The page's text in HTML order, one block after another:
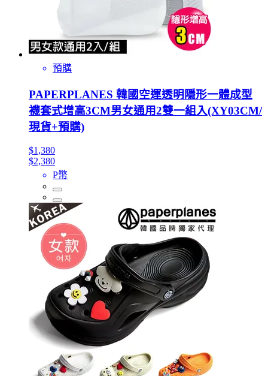
預購
PAPERPLANES 韓國空運透明隱形一體成型
襪套式增高3CM男女通用2雙一組入(XY03CM/
現貨+預購)
$1,380
$2,380
P幣